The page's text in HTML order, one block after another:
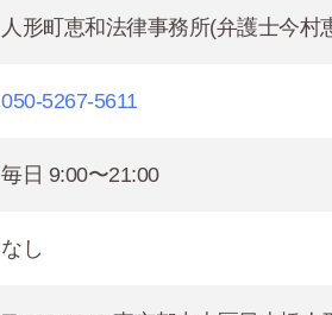
人形町恵和法律事務所(弁護士今村
050-5267-5611
毎日 9:00〜21:00
なし